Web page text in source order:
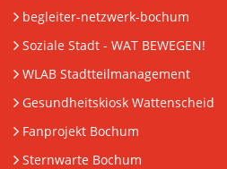
begleiter-netzwerk-bochum
Soziale Stadt - WAT BEWEGEN!
WLAB Stadtteilmanagement
Gesundheitskiosk Wattenscheid
Fanprojekt Bochum
Sternwarte Bochum